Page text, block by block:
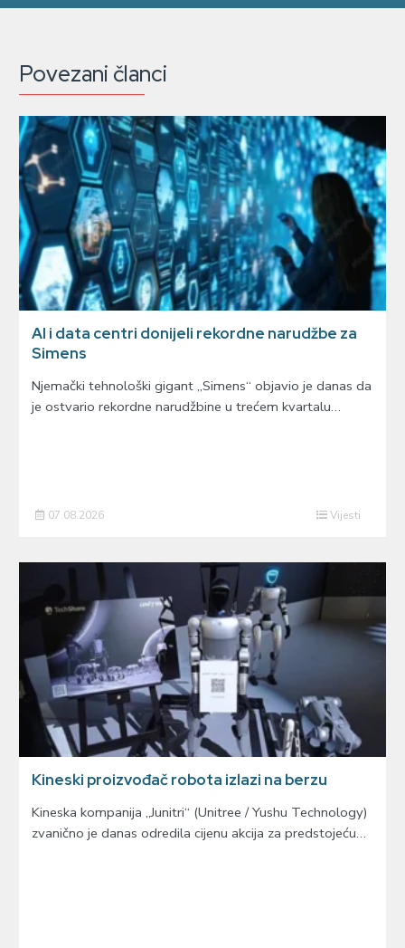
Povezani članci
AI i data centri donijeli rekordne narudžbe za
Simens
Njemački tehnološki gigant „Simens“ objavio je danas da
je ostvario rekordne narudžbine u trećem kvartalu…
07.08.2026 Vijesti
Kineski proizvođač robota izlazi na berzu
Kineska kompanija „Junitri“ (Unitree / Yushu Technology)
zvanično je danas odredila cijenu akcija za predstojeću…